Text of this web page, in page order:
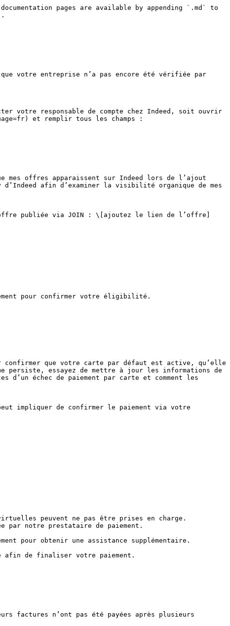
pages are available by appending `.md` to
votre entreprise n’a pas encore été vérifiée par
votre responsable de compte chez Indeed, soit ouvrir
et remplir tous les champs :
mes offres apparaissent sur Indeed lors de l’ajout
afin d’examiner la visibilité organique de mes
publiée via JOIN : \[ajoutez le lien de l’offre]
pour confirmer votre éligibilité.
confirmer que votre carte par défaut est active, qu’elle
persiste, essayez de mettre à jour les informations de
échec de paiement par carte et comment les
impliquer de confirmer le paiement via votre
peuvent ne pas être prises en charge.
notre prestataire de paiement.
pour obtenir une assistance supplémentaire.
afin de finaliser votre paiement.
factures n’ont pas été payées après plusieurs